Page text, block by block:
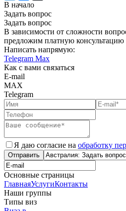
В начало
Задать вопрос
Задать вопрос
В зависимости от сложности
предложим платную консультацию
Написать напрямую:
Telegram Max
Как с вами связаться
E-mail
MAX
Telegram
Я даю согласие на обработку
Отправить
Основные страницы
ГлавнаяУслугиКонтакты
Наши группы
Типы виз